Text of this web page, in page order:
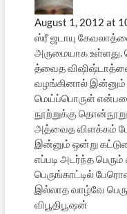
August 1, 2012 at
ஸ்ரீ ஜடாயு
அருமையாக
த்வைத
வழங்கினால் இன்னும்
மெய்ப்பொருள்
நூற்றுக்கு
அத்வைத விளக்கம்
இன்னும் ஒன்று
எப்படி அடர்ந்த
பெருங்காட்டில்
இல்லாத வாழ்வே
விபூதிபூஷன்